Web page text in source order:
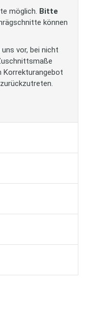
möglich. Bitte
können
vor, bei nicht
Korrekturangebot